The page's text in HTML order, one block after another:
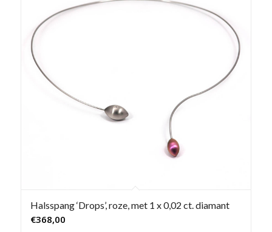
Halsspang ‘Drops’, roze, met 1 x 0,02 ct. diamant
€368,00